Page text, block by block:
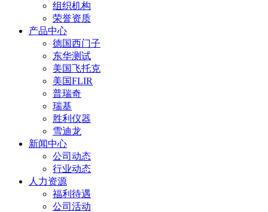
组织机构
荣誉资质
产品中心
德国西门子
东华测试
美国飞托克
美国FLIR
普瑞奇
瑞基
胜利仪器
雪迪龙
新闻中心
公司动态
行业动态
人力资源
福利待遇
公司活动